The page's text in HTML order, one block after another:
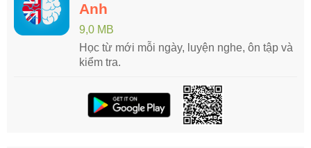
Anh
9,0 MB
Học từ mới mỗi ngày, luyện nghe, ôn tập và
kiểm tra.